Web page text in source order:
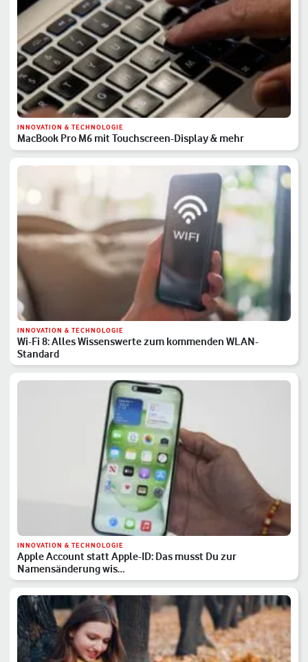
INNOVATION & TECHNOLOGIE
MacBook Pro M6 mit Touchscreen-Display & mehr
INNOVATION & TECHNOLOGIE
Wi-Fi 8: Alles Wissenswerte zum kommenden WLAN-
Standard
INNOVATION & TECHNOLOGIE
Apple Account statt Apple-ID: Das musst Du zur
Namensänderung wis…